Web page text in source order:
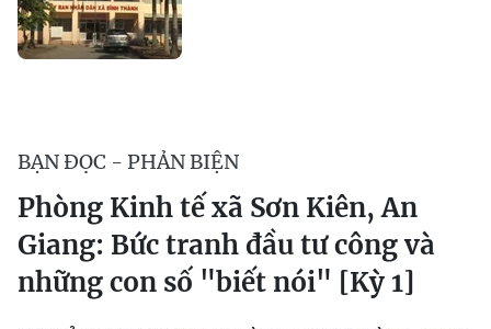
BẠN ĐỌC - PHẢN BIỆN
Phòng Kinh tế xã Sơn Kiên, An
Giang: Bức tranh đầu tư công và
những con số "biết nói" [Kỳ 1]